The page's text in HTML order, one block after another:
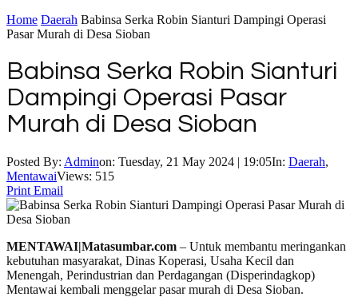
Home Daerah Babinsa Serka Robin Sianturi Dampingi Operasi
Pasar Murah di Desa Sioban
Babinsa Serka Robin Sianturi
Dampingi Operasi Pasar
Murah di Desa Sioban
Posted By: Adminon: Tuesday, 21 May 2024 | 19:05In: Daerah,
MentawaiViews: 515
Print Email
MENTAWAI|Matasumbar.com – Untuk membantu meringankan
kebutuhan masyarakat, Dinas Koperasi, Usaha Kecil dan
Menengah, Perindustrian dan Perdagangan (Disperindagkop)
Mentawai kembali menggelar pasar murah di Desa Sioban.